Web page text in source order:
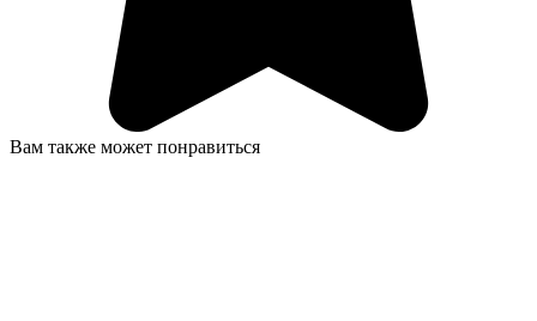
Вам также может понравиться